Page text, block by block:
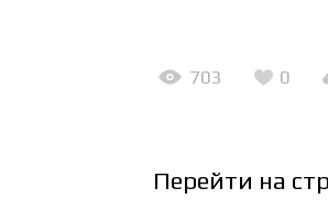
703 0
Перейти на